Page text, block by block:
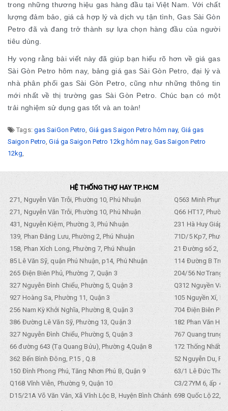
trong những thương hiệu gas hàng đầu tại Việt Nam. Với chất
lượng đảm bảo, giá cả hợp lý và dịch vụ tận tình, Gas Sài Gòn
Petro đã và đang trở thành sự lựa chọn hàng đầu của người
tiêu dùng.
Hy vọng rằng bài viết này đã giúp bạn hiểu rõ hơn về giá gas
Sài Gòn Petro hôm nay, bảng giá gas Sài Gòn Petro, đại lý và
nhà phân phối gas Sài Gòn Petro, cũng như những thông tin
mới nhất về thị trường gas Sài Gòn Petro. Chúc bạn có một
trải nghiệm sử dụng gas tốt và an toàn!
Tags: gas SaiGon Petro, Giá gas Saigon Petro hôm nay, Giá gas
Saigon Petro,Giá ga Saigon Petro 12kg hôm nay, Gas Saigon Petro
12kg,
HỆ THỐNG THỢ HAY TP.HCM
271, Nguyễn Văn Trỗi, Phường 10, Phú Nhuận
Q563 Minh
271, Nguyễn Văn Trỗi, Phường 10, Phú Nhuận
Q66 HT17,
431, Nguyễn Kiệm, Phường 3, Phú Nhuận
231 Hà Huy Giáp,
139, Phan Đăng Lưu, Phường 2, Phú Nhuận
71D/5 Kp7,
158, Phan Xích Long, Phường 7, Phú Nhuận
21 Đường số 2,
85 Lê Văn Sỹ, quận Phú Nhuận, p14, Phú Nhuận
114 Đường B
265 Điện Biên Phủ, Phường 7, Quận 3
204/56 Nơ Trang
327 Nguyễn Đình Chiểu, Phường 5, Quận 3
Q312 Nguyền
927 Hoàng Sa, Phường 11, Quận 3
105 Nguyền Xí,
256 Nam Kỳ Khởi Nghĩa, Phường 8, Quận 3
704 Điện Biên
386 Đường Lê Văn Sỹ, Phường 13, Quận 3
182 Phan Văn
327 Nguyễn Đình Chiểu, Phường 5, Quận 3
767 Quang trung,
66 đường 643 (Tạ Quang Bửu), Phường 4,Quận 8
172 Thống Nhất.
362 Bến Bình Đông, P.15 , Q.8
52 Nguyễn Du,
150 Đình Phong Phú, Tăng Nhơn Phú B, Quận 9
63/1 Lê Đức Thọ,
Q168 Vĩnh Viễn, Phường 9, Quận 10
C3/27YM 6, ấp 4,
D15/21A Võ Văn Vân, Xã Vĩnh Lộc B, Huyện Bình Chánh 698 Quốc Lộ 22,